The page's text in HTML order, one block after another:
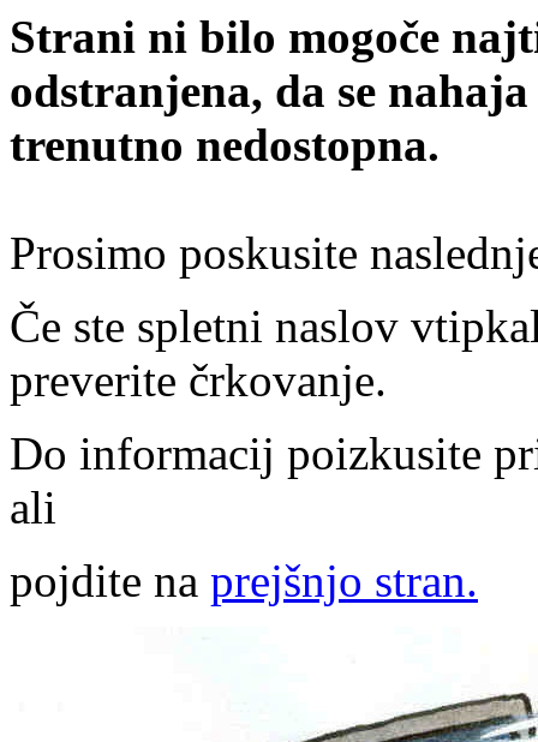
Strani ni bilo mogoče
odstranjena, da se
trenutno nedostopna.
Prosimo poskusite
Če ste spletni naslov
preverite črkovanje.
Do informacij poizkusite
ali
pojdite na prejšnjo stran.